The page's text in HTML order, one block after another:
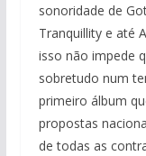
sonoridade de
Tranquillity e até
isso não impede
sobretudo num
primeiro álbum
propostas
de todas as